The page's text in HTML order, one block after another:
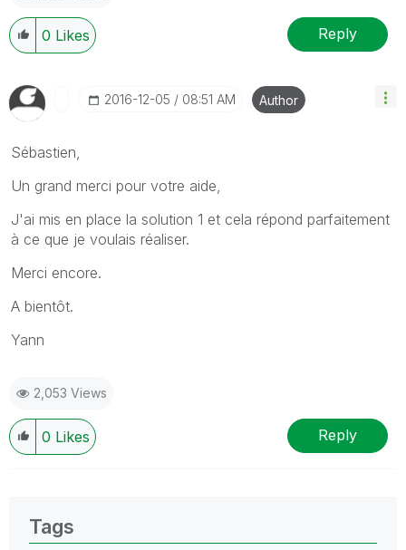
0 Likes Reply
‎2016-12-05 08:51 AM Author
Sébastien,
Un grand merci pour votre aide,
J'ai mis en place la solution 1 et cela répond parfaitement
à ce que je voulais réaliser.
Merci encore.
A bientôt.
Yann
2,053 Views
0 Likes Reply
Tags